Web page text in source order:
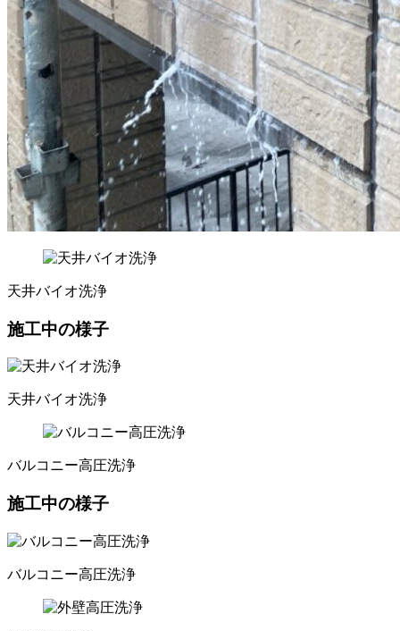
天井バイオ洗浄
施工中の様子
天井バイオ洗浄
バルコニー高圧洗浄
施工中の様子
バルコニー高圧洗浄